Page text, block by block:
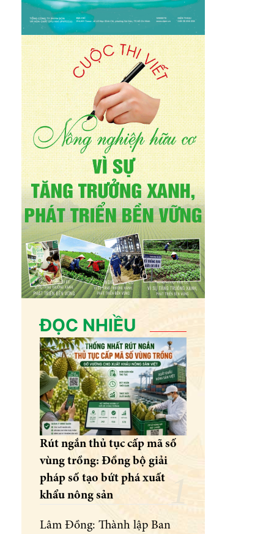
ĐỌC NHIỀU
Rút ngắn thủ tục cấp mã số
vùng trồng: Đồng bộ giải
pháp số tạo bứt phá xuất
khẩu nông sản
Lâm Đồng: Thành lập Ban